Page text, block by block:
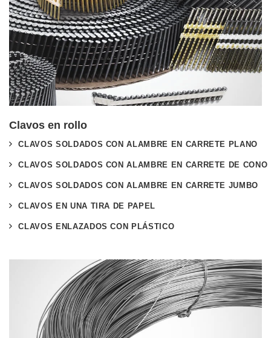
Clavos en rollo
CLAVOS SOLDADOS CON ALAMBRE EN CARRETE PLANO
CLAVOS SOLDADOS CON ALAMBRE EN CARRETE DE CONO
CLAVOS SOLDADOS CON ALAMBRE EN CARRETE JUMBO
CLAVOS EN UNA TIRA DE PAPEL
CLAVOS ENLAZADOS CON PLÁSTICO